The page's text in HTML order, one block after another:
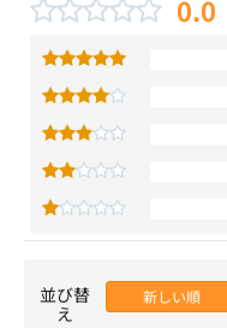
0.0
並び替
え
新しい順